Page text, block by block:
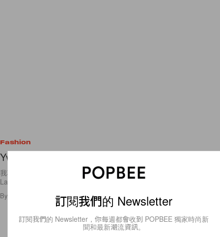
Fashion
Yves Saint Laurent Arty Clip Earrings
我不是有藝術細胞的人，(我連彈琴也不會～)所以這一對Yves Saint
Laurent Arty Clip
By 2010年8月18日
訂閱我們的 Newsletter
訂閱我們的 Newsletter，你每週都會收到 POPBEE 獨家時尚新
聞和最新潮流資訊。